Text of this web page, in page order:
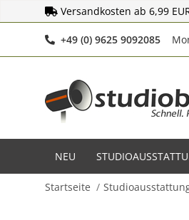
Versandkosten ab 6,99
+49 (0) 9625 9092085
NEU
Startseite